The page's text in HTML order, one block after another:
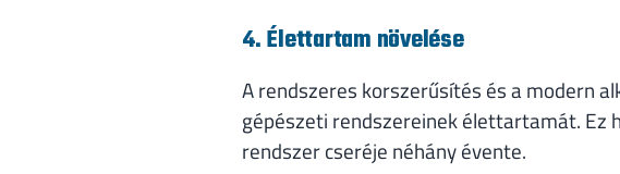
4. Élettartam növelése
A rendszeres korszerűsítés és a modern
gépészeti rendszereinek élettartamát. Ez
rendszer cseréje néhány évente.